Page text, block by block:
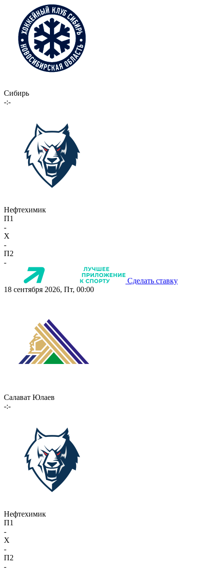
Сибирь
-:-
Нефтехимик
П1
-
X
-
П2
-
Сделать ставку
18 сентября 2026, Пт, 00:00
Салават Юлаев
-:-
Нефтехимик
П1
-
X
-
П2
-